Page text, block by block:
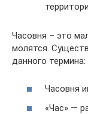
Часовня – это
молятся.
данного термина:
Часовня
«Час» —